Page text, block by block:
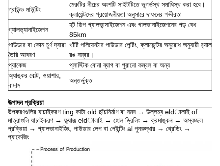
গ্রাউন্ড মাউন্টিং
মেরুটির নীচের অংশটি সাইটটিতে ভূগর্ভস্থ সমাধিস্থ করা হবে।
ক্লায়েন্টদের প্রয়োজনীয়তা অনুসারে দাফনের গভীরতা
গ্যালভ্যানাইজেশন
হট ডিপ গ্যালভান্সাইজেশন এবং গালভানাইজেশনের গড় বেধ
85km
পাউডার বা কোন চূর্ণ দ্বারা
তৈরি আবরণ
খাঁটি পলিয়েস্টার পাউডার পেন্টিং, ক্লায়েন্টের অনুরোধ অনুযায়ী র‌্যাল
রঙ নম্বর।
প্যাকেজ
প্লাস্টিক বোনা ব্যাগ বা পুরানো কম্বল বা অন্য
অ্যাঙ্কর বোল্ট, ওয়াশার,
বাদাম
অন্তর্ভুক্ত
উত্পাদন প্রক্রিয়া
উপকরণগুলির যাচাইকরণ ting কাটা old ছাঁচনির্মাণ বা নমন → উল্লম্ব eldালাই of
মাত্রাগুলি যাচাইকরণ → ফ্ল্যাঞ্জ eldালাই → হোল ড্রিলিং → ক্রমাঙ্কন → অস্বচ্ছল
প্রক্রিয়া → গ্যালভানাইজিং, পাউডার লেপ বা পেইন্টিং al পুনরুদ্ধার → থ্রেডিং →
প্যাকেজিং